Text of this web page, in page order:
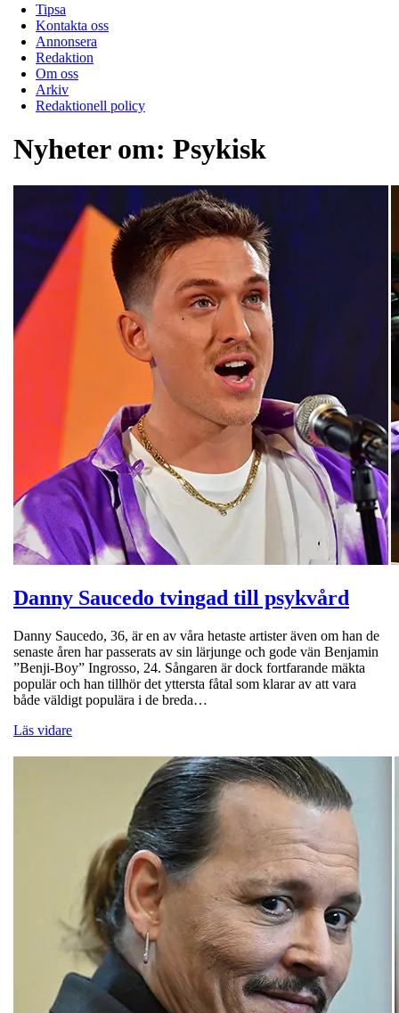
Tipsa
Kontakta oss
Annonsera
Redaktion
Om oss
Arkiv
Redaktionell policy
Nyheter om: Psykisk
Danny Saucedo tvingad till psykvård
Danny Saucedo, 36, är en av våra hetaste artister även om han de
senaste åren har passerats av sin lärjunge och gode vän Benjamin
”Benji-Boy” Ingrosso, 24. Sångaren är dock fortfarande mäkta
populär och han tillhör det yttersta fåtal som klarar av att vara
både väldigt populära i de breda…
Läs vidare